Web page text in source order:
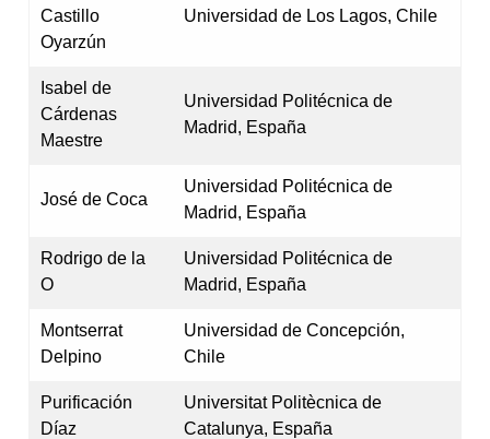
Castillo
Oyarzún
Universidad de Los Lagos, Chile
Isabel de
Cárdenas
Maestre
Universidad Politécnica de
Madrid, España
José de Coca
Universidad Politécnica de
Madrid, España
Rodrigo de la
O
Universidad Politécnica de
Madrid, España
Montserrat
Delpino
Universidad de Concepción,
Chile
Purificación
Díaz
Universitat Politècnica de
Catalunya, España